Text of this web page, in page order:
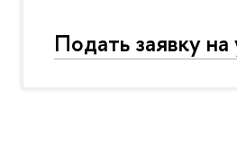
Подать заявку на